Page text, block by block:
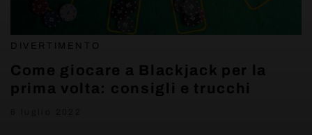
DIVERTIMENTO
Come giocare a Blackjack per la
prima volta: consigli e trucchi